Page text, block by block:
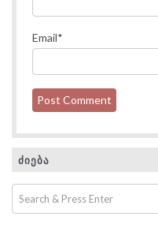
Email*
ᲫᲘᲔᲑᲐ